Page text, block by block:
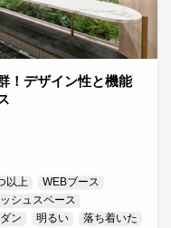
！デザイン性と機能
以上
WEBブース
シュスペース
ン 明るい
落ち着いた